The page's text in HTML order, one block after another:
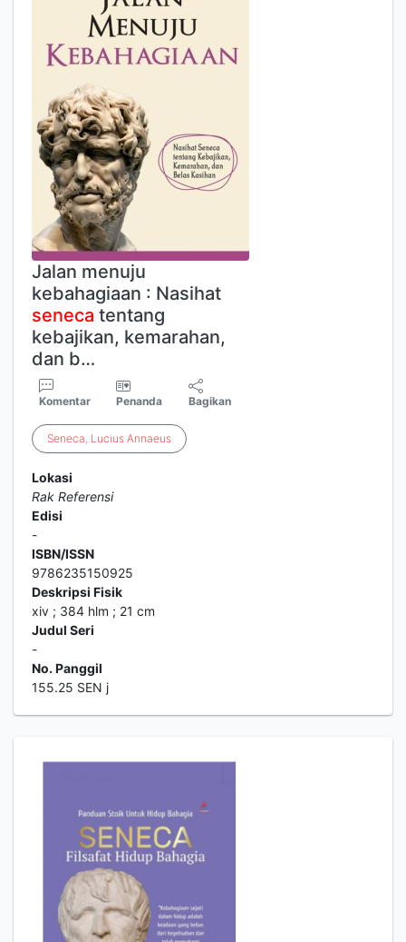
Jalan menuju
kebahagiaan : Nasihat
seneca tentang
kebajikan, kemarahan,
dan b…
Komentar Penanda Bagikan
Seneca, Lucius Annaeus
Lokasi
Rak Referensi
Edisi
-
ISBN/ISSN
9786235150925
Deskripsi Fisik
xiv ; 384 hlm ; 21 cm
Judul Seri
-
No. Panggil
155.25 SEN j